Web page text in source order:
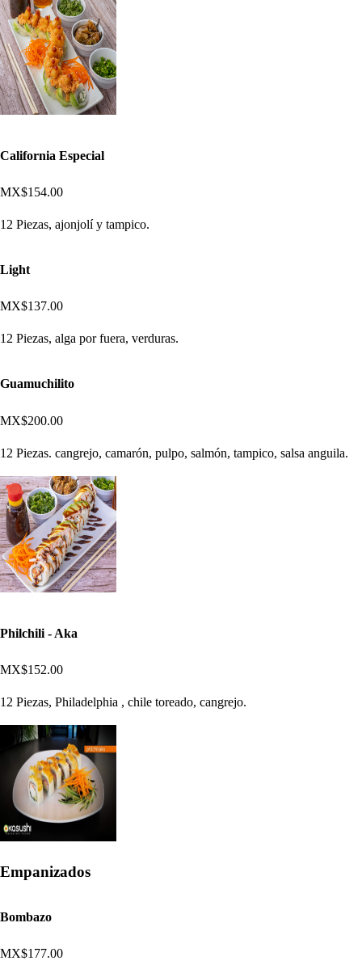
California Especial
MX$154.00
12 Piezas, ajonjolí y tampico.
Light
MX$137.00
12 Piezas, alga por fuera, verduras.
Guamuchilito
MX$200.00
12 Piezas. cangrejo, camarón, pulpo, salmón, tampico, salsa anguila.
Philchili - Aka
MX$152.00
12 Piezas, Philadelphia , chile toreado, cangrejo.
Empanizados
Bombazo
MX$177.00